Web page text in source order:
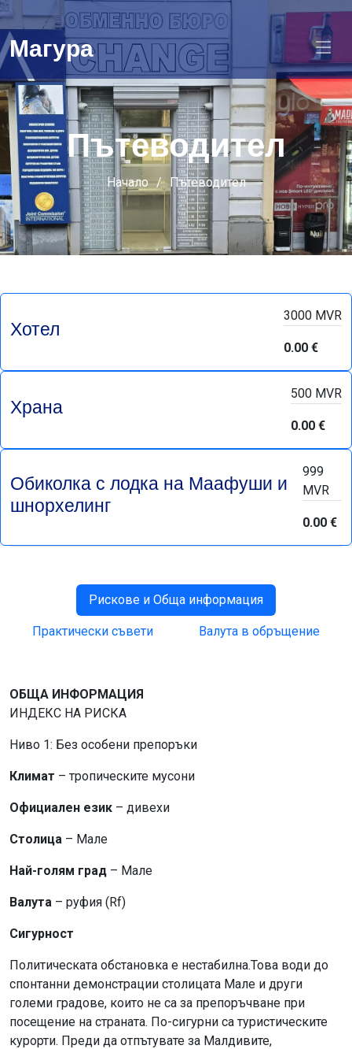
Магура
Пътеводител
Начало Пътеводител
Хотел 3000 MVR
0.00 €
Храна 500 MVR
0.00 €
Обиколка с лодка на Маафуши и
шнорхелинг
999
MVR
0.00 €
Рискове и Обща информация
Практически съвети Валута в обръщение
ОБЩА ИНФОРМАЦИЯ
ИНДЕКС НА РИСКА
Ниво 1: Без особени препоръки
Климат – тропическите мусони
Официален език – дивехи
Столица – Мале
Най-голям град – Мале
Валута – руфия (Rf)
Сигурност
Политическата обстановка е нестабилна.Това води до
спонтанни демонстрации столицата Мале и други
големи градове, които не са за препоръчване при
посещение на страната. По-сигурни са туристическите
курорти. Преди да отпътувате за Малдивите,